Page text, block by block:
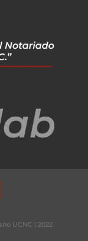
UCNC | 2022